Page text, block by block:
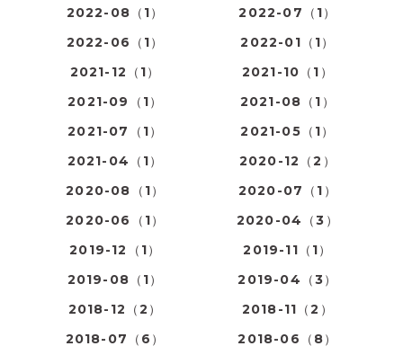
2022-08（1）
2022-07（1）
2022-06（1）
2022-01（1）
2021-12（1）
2021-10（1）
2021-09（1）
2021-08（1）
2021-07（1）
2021-05（1）
2021-04（1）
2020-12（2）
2020-08（1）
2020-07（1）
2020-06（1）
2020-04（3）
2019-12（1）
2019-11（1）
2019-08（1）
2019-04（3）
2018-12（2）
2018-11（2）
2018-07（6）
2018-06（8）